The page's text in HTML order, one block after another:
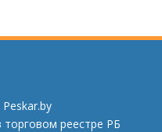
торговом реестре РБ